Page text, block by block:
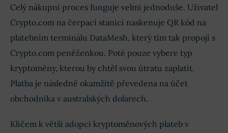
Celý nákupní proces funguje velmi jednoduše. Uživatel
Crypto.com na čerpací stanici naskenuje QR kód na
platebním terminálu DataMesh, který tím tak propojí s
Crypto.com peněženkou. Poté pouze vybere typ
kryptoměny, kterou by chtěl svou útratu zaplatit.
Platba je následně okamžitě převedena na účet
obchodníka v australských dolarech.
Kličem k větší adopci kryptoměnových plateb v